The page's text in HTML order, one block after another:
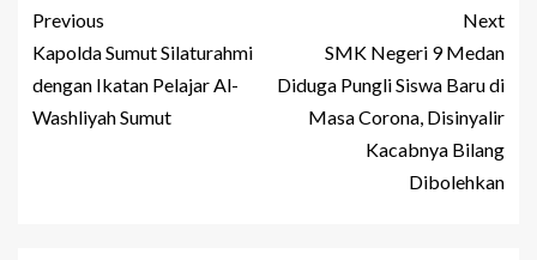
Previous
Kapolda Sumut Silaturahmi
dengan Ikatan Pelajar Al-
Washliyah Sumut
Next
SMK Negeri 9 Medan
Diduga Pungli Siswa Baru di
Masa Corona, Disinyalir
Kacabnya Bilang
Dibolehkan